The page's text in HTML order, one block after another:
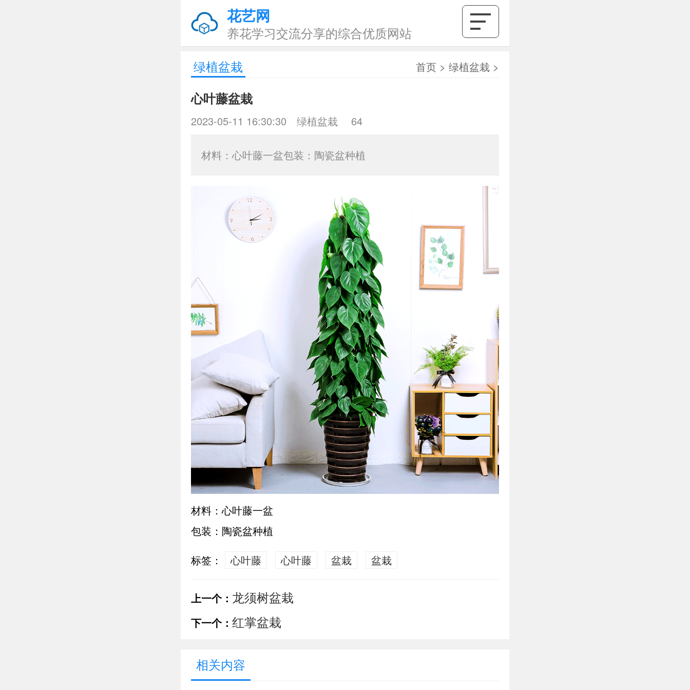
花艺网
养花学习交流分享的综合优质网站
绿植盆栽
首页 > 绿植盆栽 >
心叶藤盆栽
2023-05-11 16:30:30 绿植盆栽 64
材料：心叶藤一盆包装：陶瓷盆种植
材料：心叶藤一盆
包装：陶瓷盆种植
标签：
心叶藤 心叶藤 盆栽 盆栽
上一个： 龙须树盆栽
下一个： 红掌盆栽
相关内容